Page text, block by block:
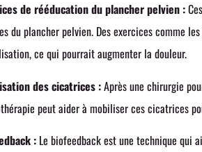
de rééducation du plancher pelvien :
du plancher pelvien. Des exercices comme
ce qui pourrait augmenter la douleur.
des cicatrices :Après une chirurgie
peut aider à mobiliser ces cicatrices
: Le biofeedback est une technique qui